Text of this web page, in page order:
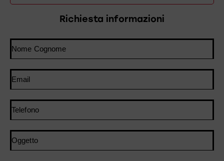
Richiesta informazioni